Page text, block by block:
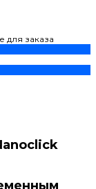
для заказа